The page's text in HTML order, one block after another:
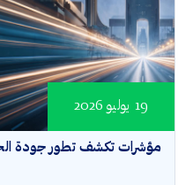
مؤشرات تكشف تطور جودة
19 يوليو 2026